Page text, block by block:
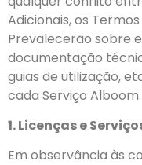
Adicionais, os
Prevalecerão sobre
documentação
guias de utilização,
cada Serviço Alboom.
1. Licenças e
Em observância às